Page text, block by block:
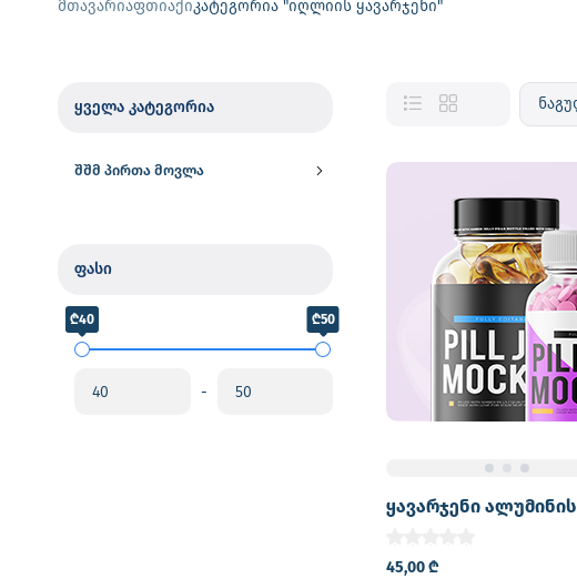
მთავარიაფთიაქიკატეგორია "იღლიის ყავარჯენი"
ყველა კატეგორია
შშმ პირთა მოვლა
ფასი
₾40 ₾50
-
ყავარჯენი ალუმინის
45,00₾